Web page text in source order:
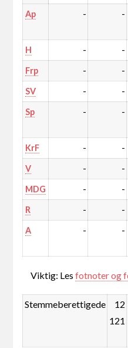
Ap - -
H - -
Frp - -
SV - -
Sp - -
KrF - -
V - -
MDG - -
R - -
A - -
Viktig: Lesfotnoter og
Stemmeberettigede
12
121